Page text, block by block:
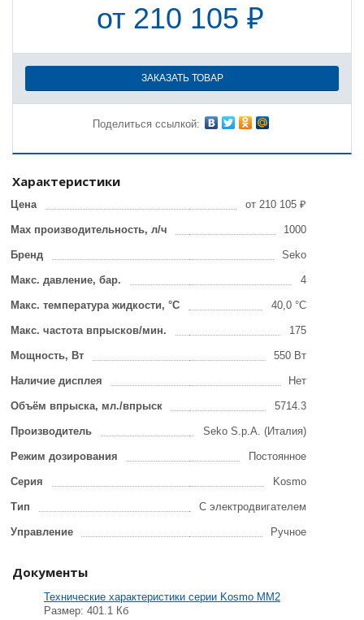
от 210 105 ₽
ЗАКАЗАТЬ ТОВАР
Поделиться ссылкой:
Характеристики
Цена от 210 105 ₽
Max производительность, л/ч 1000
Бренд Seko
Макс. давление, бар. 4
Макс. температура жидкости, °С 40,0 °C
Макс. частота впрысков/мин. 175
Мощность, Вт 550 Вт
Наличие дисплея Нет
Объём впрыска, мл./впрыск 5714.3
Производитель Seko S.p.A. (Италия)
Режим дозирования Постоянное
Серия Kosmo
Тип С электродвигателем
Управление Ручное
Документы
Технические характеристики серии Kosmo MM2
Размер: 401.1 Кб